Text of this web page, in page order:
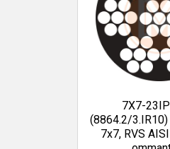
7X7-
(8864.2/
7x7, RVS